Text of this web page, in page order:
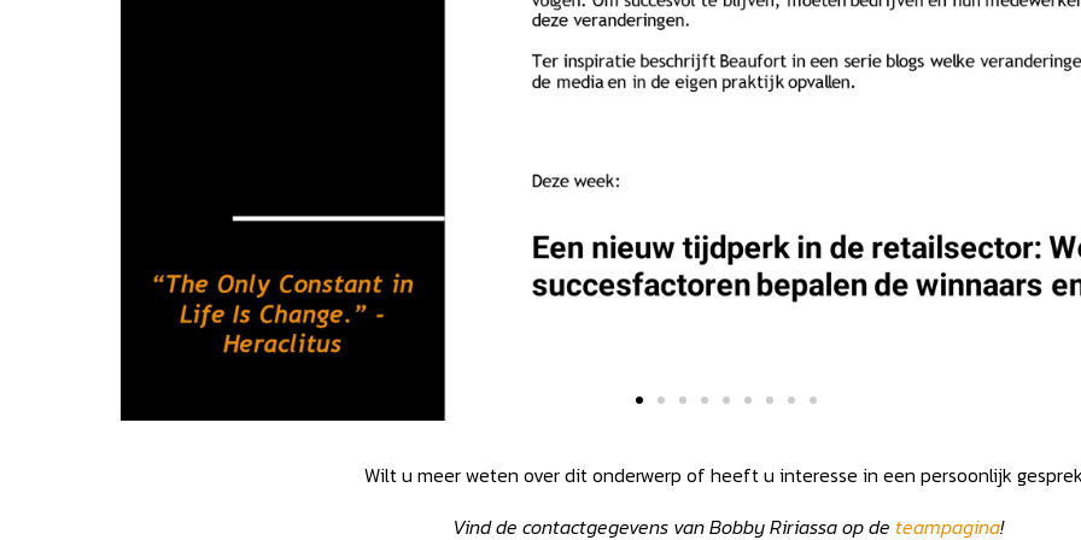
Wilt u meer weten over dit onderwerp of heeft u interesse in een persoonlijk
Vind de contactgegevens van Bobby Ririassa op de teampagina!